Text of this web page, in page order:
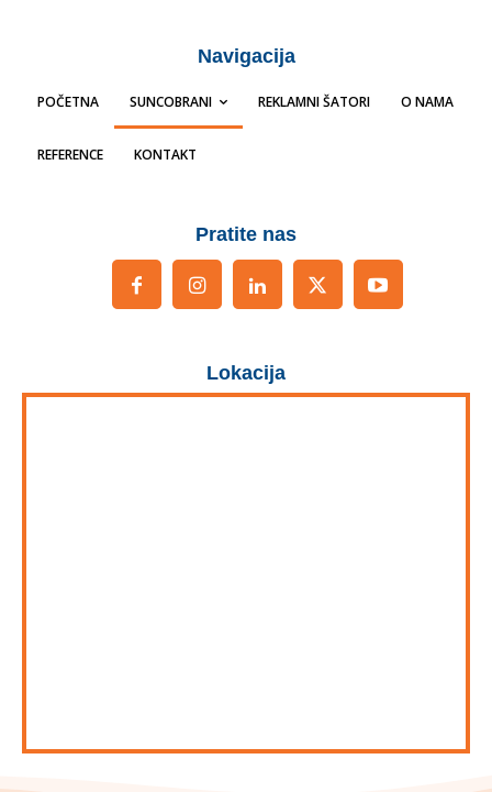
Navigacija
POČETNA SUNCOBRANI REKLAMNI ŠATORI O NAMA
REFERENCE KONTAKT
Pratite nas
Lokacija